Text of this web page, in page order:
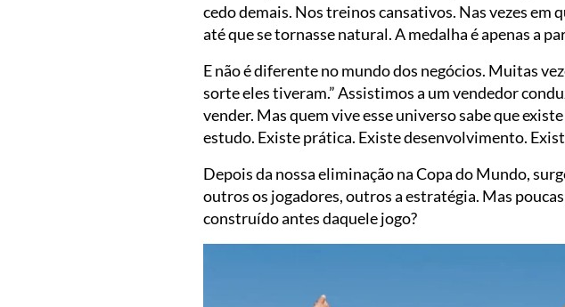
cedo demais. Nos treinos cansativos. Nas vezes em
até que se tornasse natural. A medalha é apenas a
E não é diferente no mundo dos negócios. Muitas
sorte eles tiveram.” Assistimos a um vendedor
vender. Mas quem vive esse universo sabe que
estudo. Existe prática. Existe desenvolvimento.
Depois da nossa eliminação na Copa do Mundo,
outros os jogadores, outros a estratégia. Mas
construído antes daquele jogo?